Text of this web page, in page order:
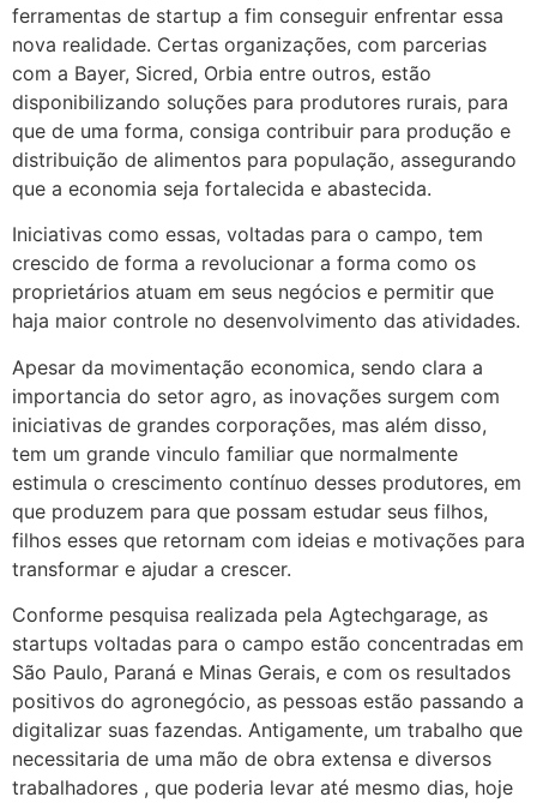
ferramentas de startup a fim conseguir enfrentar essa
nova realidade. Certas organizações, com parcerias
com a Bayer, Sicred, Orbia entre outros, estão
disponibilizando soluções para produtores rurais, para
que de uma forma, consiga contribuir para produção e
distribuição de alimentos para população, assegurando
que a economia seja fortalecida e abastecida.
Iniciativas como essas, voltadas para o campo, tem
crescido de forma a revolucionar a forma como os
proprietários atuam em seus negócios e permitir que
haja maior controle no desenvolvimento das atividades.
Apesar da movimentação economica, sendo clara a
importancia do setor agro, as inovações surgem com
iniciativas de grandes corporações, mas além disso,
tem um grande vinculo familiar que normalmente
estimula o crescimento contínuo desses produtores, em
que produzem para que possam estudar seus filhos,
filhos esses que retornam com ideias e motivações para
transformar e ajudar a crescer.
Conforme pesquisa realizada pela Agtechgarage, as
startups voltadas para o campo estão concentradas em
São Paulo, Paraná e Minas Gerais, e com os resultados
positivos do agronegócio, as pessoas estão passando a
digitalizar suas fazendas. Antigamente, um trabalho que
necessitaria de uma mão de obra extensa e diversos
trabalhadores , que poderia levar até mesmo dias, hoje